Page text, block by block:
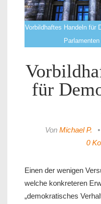
Vorbildhaftes Handeln für
für
Von Michael P. •
0
Einen der wenigen
welche konkreteren
„demokratisches